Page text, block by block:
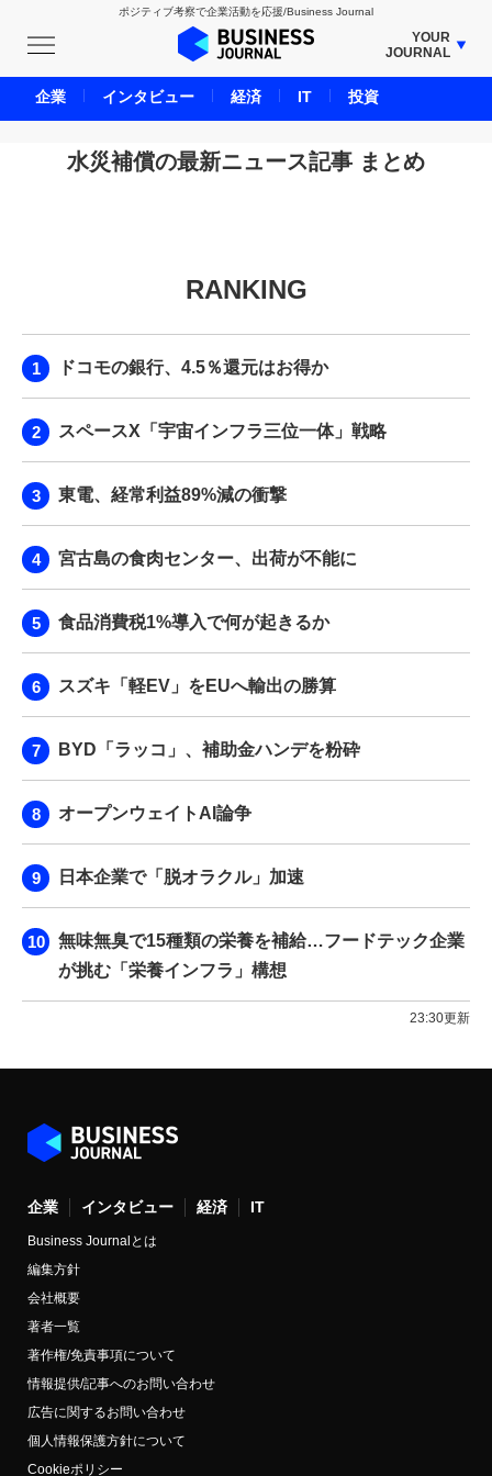
ポジティブ考察で企業活動を応援/Business Journal
YOUR
JOURNAL
BUSINESS JOURNAL
UNICORN JOURNAL
CARBON CREDITS JOURNAL
LIFE ENDING JOURNAL
BPaaS JOURNAL
水災補償の最新ニュース記事 まとめ
RANKING
ドコモの銀行、4.5％還元はお得か
スペースX「宇宙インフラ三位一体」戦略
東電、経常利益89%減の衝撃
宮古島の食肉センター、出荷が不能に
食品消費税1%導入で何が起きるか
スズキ「軽EV」をEUへ輸出の勝算
BYD「ラッコ」、補助金ハンデを粉砕
オープンウェイトAI論争
日本企業で「脱オラクル」加速
無味無臭で15種類の栄養を補給…フードテック企業
が挑む「栄養インフラ」構想
23:30更新
企業 インタビュー 経済 IT
Business Journalとは
編集方針
会社概要
著者一覧
著作権/免責事項について
情報提供/記事へのお問い合わせ
広告に関するお問い合わせ
個人情報保護方針について
Cookieポリシー
企業 インタビュー 経済 IT 投資